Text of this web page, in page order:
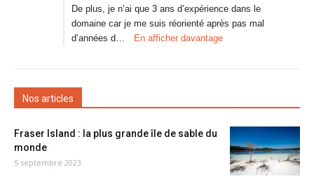
De plus, je n’ai que 3 ans d’expérience dans le
domaine car je me suis réorienté après pas mal
d’années d…
En afficher davantage
Nos articles
Fraser Island : la plus grande île de sable du
monde
5 septembre 2023